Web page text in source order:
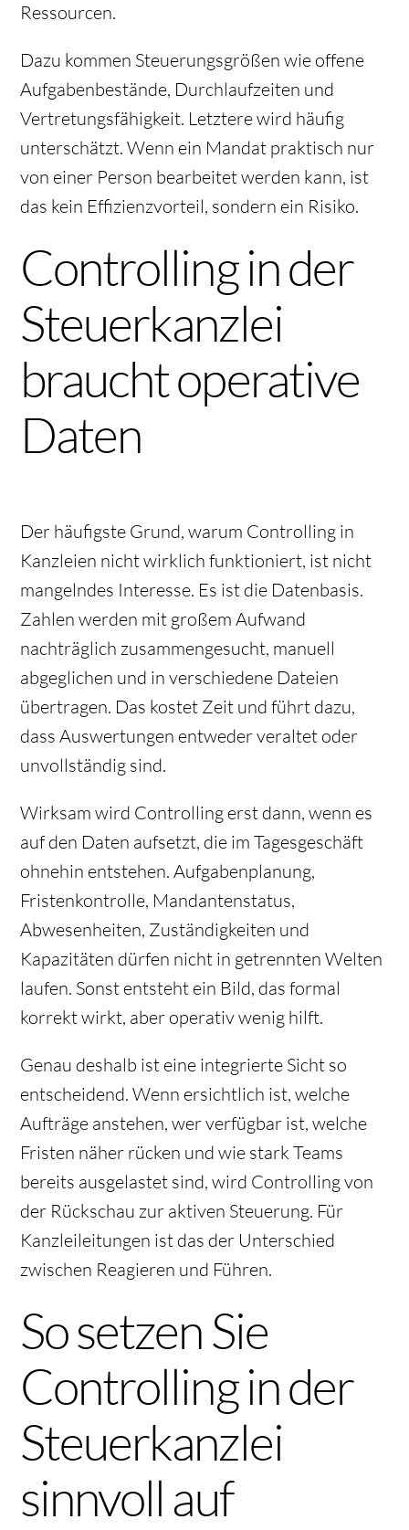
Ressourcen.
Dazu kommen Steuerungsgrößen wie offene
Aufgabenbestände, Durchlaufzeiten und
Vertretungsfähigkeit. Letztere wird häufig
unterschätzt. Wenn ein Mandat praktisch nur
von einer Person bearbeitet werden kann, ist
das kein Effizienzvorteil, sondern ein Risiko.
Controlling in der
Steuerkanzlei
braucht operative
Daten
Der häufigste Grund, warum Controlling in
Kanzleien nicht wirklich funktioniert, ist nicht
mangelndes Interesse. Es ist die Datenbasis.
Zahlen werden mit großem Aufwand
nachträglich zusammengesucht, manuell
abgeglichen und in verschiedene Dateien
übertragen. Das kostet Zeit und führt dazu,
dass Auswertungen entweder veraltet oder
unvollständig sind.
Wirksam wird Controlling erst dann, wenn es
auf den Daten aufsetzt, die im Tagesgeschäft
ohnehin entstehen. Aufgabenplanung,
Fristenkontrolle, Mandantenstatus,
Abwesenheiten, Zuständigkeiten und
Kapazitäten dürfen nicht in getrennten Welten
laufen. Sonst entsteht ein Bild, das formal
korrekt wirkt, aber operativ wenig hilft.
Genau deshalb ist eine integrierte Sicht so
entscheidend. Wenn ersichtlich ist, welche
Aufträge anstehen, wer verfügbar ist, welche
Fristen näher rücken und wie stark Teams
bereits ausgelastet sind, wird Controlling von
der Rückschau zur aktiven Steuerung. Für
Kanzleileitungen ist das der Unterschied
zwischen Reagieren und Führen.
So setzen Sie
Controlling in der
Steuerkanzlei
sinnvoll auf